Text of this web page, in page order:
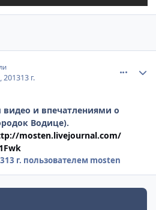
201313 г.
видео и впечатлениями о
Водице).
mosten.livejournal.com/
13 г. пользователем mosten